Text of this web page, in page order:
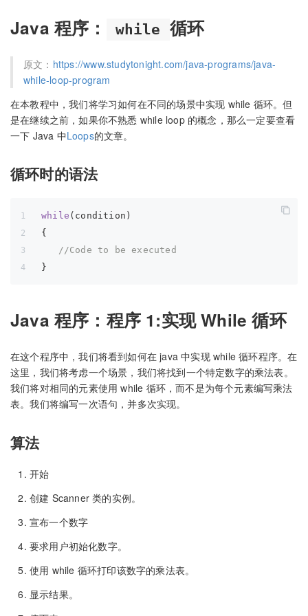
Java 程序： while 循环
原文： https://www.studytonight.com/java-programs/java-
while-loop-program
在本教程中，我们将学习如何在不同的场景中实现 while 循环。但
是在继续之前，如果你不熟悉 while loop 的概念，那么一定要查看
一下 Java 中Loops的文章。
循环时的语法
while (condition)
{
//Code to be executed
}
Java 程序：程序 1:实现 While 循环
在这个程序中，我们将看到如何在 java 中实现 while 循环程序。在
这里，我们将考虑一个场景，我们将找到一个特定数字的乘法表。
我们将对相同的元素使用 while 循环，而不是为每个元素编写乘法
表。我们将编写一次语句，并多次实现。
算法
开始
创建 Scanner 类的实例。
宣布一个数字
要求用户初始化数字。
使用 while 循环打印该数字的乘法表。
显示结果。